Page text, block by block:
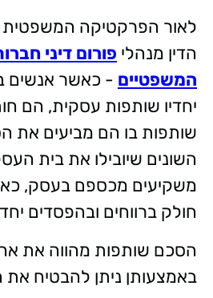
לאור הפרקטיקה המשפטית
הדין מנהלי פורום דיני
המשפטיים - כאשר אנשים
יחדיו שותפות עסקית, הם
שותפות בו הם מביעים את
השונים שיובילו את בית
משקיעים מכספם בעסק,
חולק ברווחים ובהפסדים
הסכם שותפות מהווה את
באמצעותן ניתן להבטיח